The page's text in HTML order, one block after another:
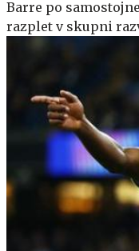
Barre po
razplet v skupni